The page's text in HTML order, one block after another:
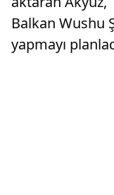
Balkan Wushu
yapmayı